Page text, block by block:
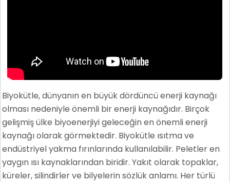
Biyokütle, dünyanın en büyük dördüncü enerji kaynağı
olması nedeniyle önemli bir enerji kaynağıdır. Birçok
gelişmiş ülke biyoenerjiyi geleceğin en önemli enerji
kaynağı olarak görmektedir. Biyokütle ısıtma ve
endüstriyel yakma fırınlarında kullanılabilir. Peletler en
yaygın ısı kaynaklarından biridir. Yakıt olarak topaklar,
küreler, silindirler ve bilyelerin sözlük anlamı. Her türlü